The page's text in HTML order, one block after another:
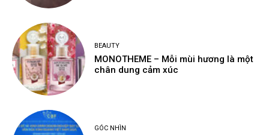
BEAUTY
MONOTHEME – Mỗi mùi hương là một
chân dung cảm xúc
GÓC NHÌN